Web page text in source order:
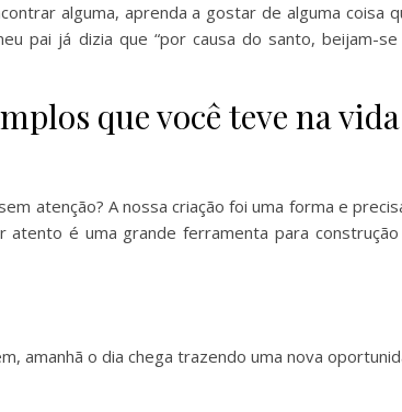
alguma, aprenda a gostar de alguma coisa
pai já dizia que “por causa do santo, beijam-
que você teve na
atenção? A nossa criação foi uma forma e
é uma grande ferramenta para
amanhã o dia chega trazendo uma nova